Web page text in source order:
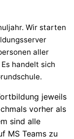
Wir starten
aller
handelt sich
jeweils
vorher als
sind alle
MS Teams zu